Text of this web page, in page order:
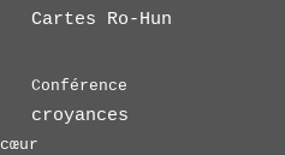
Cartes Ro-Hun
Conférence
croyances
cœur